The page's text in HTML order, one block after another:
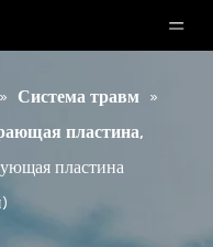
» Система травм »
пластина,
пластина